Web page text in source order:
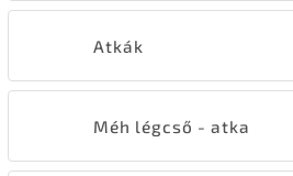
Atkák
Méh légcső - atka